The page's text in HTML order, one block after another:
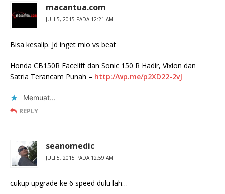
macantua.com
JULI 5, 2015 PADA 12:21 AM
Bisa kesalip. Jd inget mio vs beat
Honda CB150R Facelift dan Sonic 150 R Hadir, Vixion dan
Satria Terancam Punah – http://wp.me/p2XD22-2vJ
Memuat...
REPLY
seanomedic
JULI 5, 2015 PADA 12:59 AM
cukup upgrade ke 6 speed dulu lah…